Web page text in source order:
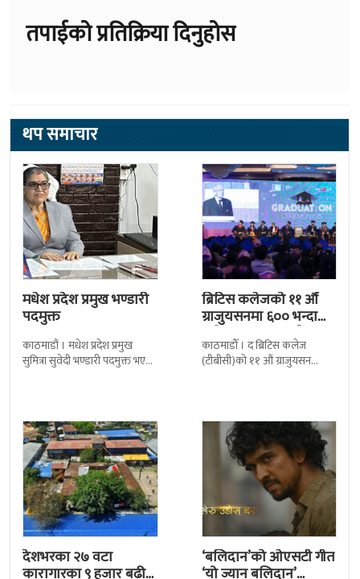
तपाईको प्रतिक्रिया दिनुहोस
थप समाचार
मधेश प्रदेश प्रमुख भण्डारी
पदमुक्त
काठमाडौं । मधेश प्रदेश प्रमुख
सुमित्रा सुवेदी भण्डारी पदमुक्त भएकी
ब्रिटिस कलेजको ११ औँ
ग्राजुयसनमा ६०० भन्दा
बढी ग्राजुयट सम्मानित
काठमाडौँ । द ब्रिटिस कलेज
(टीबीसी)को ११ औं ग्राजुयसन
देशभरका २७ वटा ‘बलिदान’को ओएसटी गीत